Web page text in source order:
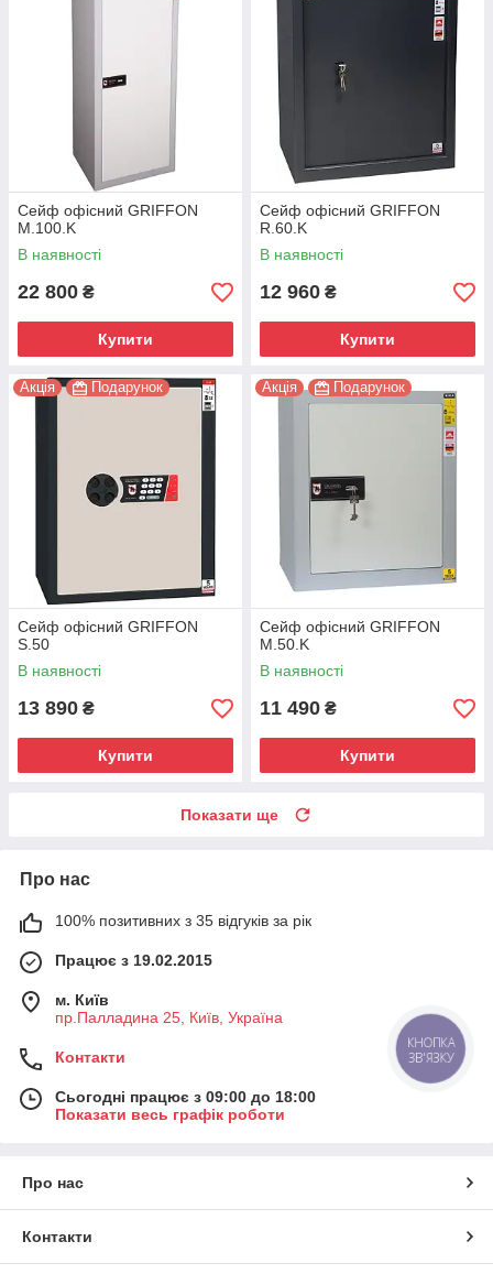
Сейф офісний GRIFFON
M.100.K
В наявності
22 800 ₴
Купити
Сейф офісний GRIFFON
R.60.K
В наявності
12 960 ₴
Купити
Акція Подарунок
Сейф офісний GRIFFON
S.50
В наявності
13 890 ₴
Купити
Акція Подарунок
Сейф офісний GRIFFON
M.50.K
В наявності
11 490 ₴
Купити
Показати ще
Про нас
100% позитивних з 35 відгуків за рік
Працює з 19.02.2015
м. Київ
пр.Палладина 25, Київ, Україна
Контакти
Сьогодні працює з 09:00 до 18:00
Показати весь графік роботи
Про нас
Контакти
КНОПКА
ЗВ'ЯЗКУ